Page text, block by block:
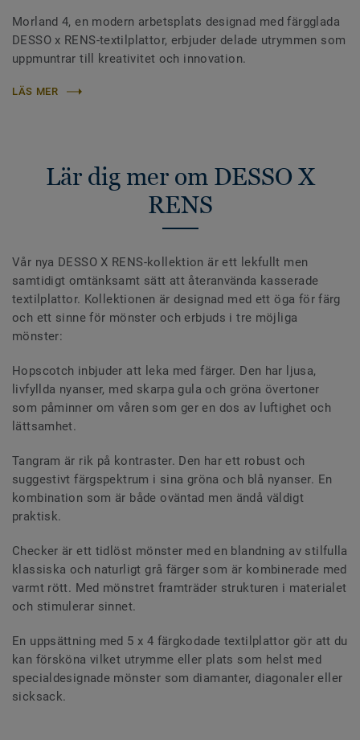
Morland 4, en modern arbetsplats designad med färgglada
DESSO x RENS-textilplattor, erbjuder delade utrymmen som
uppmuntrar till kreativitet och innovation.
LÄS MER
Lär dig mer om DESSO X
RENS
Vår nya DESSO X RENS-kollektion är ett lekfullt men
samtidigt omtänksamt sätt att återanvända kasserade
textilplattor. Kollektionen är designad med ett öga för färg
och ett sinne för mönster och erbjuds i tre möjliga
mönster:
Hopscotch inbjuder att leka med färger. Den har ljusa,
livfyllda nyanser, med skarpa gula och gröna övertoner
som påminner om våren som ger en dos av luftighet och
lättsamhet.
Tangram är rik på kontraster. Den har ett robust och
suggestivt färgspektrum i sina gröna och blå nyanser. En
kombination som är både oväntad men ändå väldigt
praktisk.
Checker är ett tidlöst mönster med en blandning av stilfulla
klassiska och naturligt grå färger som är kombinerade med
varmt rött. Med mönstret framträder strukturen i materialet
och stimulerar sinnet.
En uppsättning med 5 x 4 färgkodade textilplattor gör att du
kan försköna vilket utrymme eller plats som helst med
specialdesignade mönster som diamanter, diagonaler eller
sicksack.